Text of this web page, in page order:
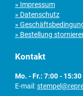
» Impressum
» Datenschutz
»
» Bestellung
Kontakt
Mo. - Fr.: 7:00 - 15:30
E-mail: